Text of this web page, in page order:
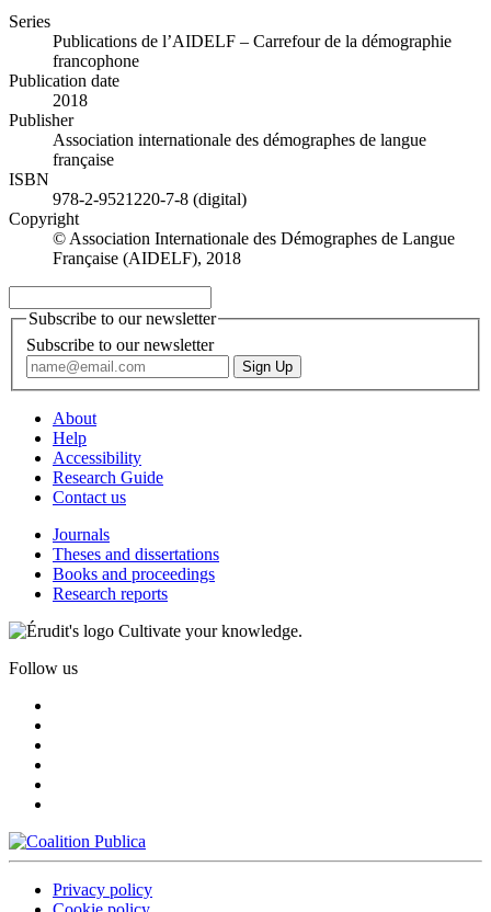
Series
Publications de l’AIDELF – Carrefour de la démographie
francophone
Publication date
2018
Publisher
Association internationale des démographes de langue
française
ISBN
978-2-9521220-7-8 (digital)
Copyright
© Association Internationale des Démographes de Langue
Française (AIDELF), 2018
Subscribe to our newsletter
Subscribe to our newsletter
About
Help
Accessibility
Research Guide
Contact us
Journals
Theses and dissertations
Books and proceedings
Research reports
Cultivate your knowledge.
Follow us
Privacy policy